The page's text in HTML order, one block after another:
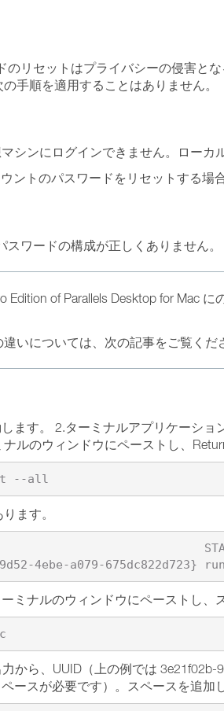
のリセットはプライバシーの侵害と
手順を適用することはありません。
シンにログインできません。ローカ
ントのパスワードをリセットする場
スワードの構成が正しくありません。
Edition of Parallels Desktop for Mac
いについては、次の記事をご覧くだ
ます。 2.ターミナルアプリケーシ
ルのウィンドウにペーストし、
ます。
ミナルのウィンドウにペーストし、
から、UUID（上の例では
ースが必要です）。スペースを追加